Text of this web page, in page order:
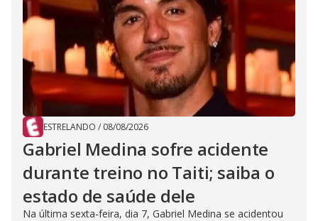
ESTRELANDO / 08/08/2026
Gabriel Medina sofre acidente
durante treino no Taiti; saiba o
estado de saúde dele
Na última sexta-feira, dia 7, Gabriel Medina se acidentou